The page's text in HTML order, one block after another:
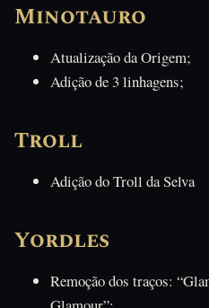
Minotauro
Atualização da Origem;
Adição de 3 linhagens;
Troll
Adição do Troll da Selva
Yordles
Remoção dos traços: